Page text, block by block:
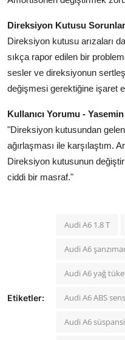
Direksiyon Kutusu
Direksiyon kutusu arızaları
sıkça rapor edilen bir
sesler ve direksiyonun
değişmesi gerektiğine işaret
Kullanıcı Yorumu - Yasemin
"Direksiyon kutusundan
ağırlaşması ile karşılaştım.
Direksiyon kutusunun
ciddi bir masraf."
Etiketler:
Audi A6 1.8 T
Audi A6
Audi A6 yağ
Audi A6 ABS
Audi A6